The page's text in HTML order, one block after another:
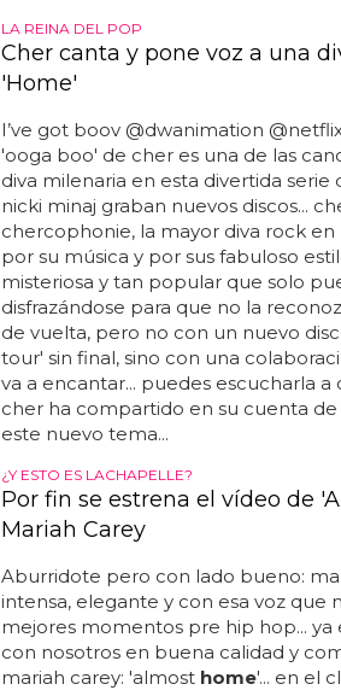
LA REINA DEL POP
Cher canta y pone voz a una
'Home'
I’ve got boov @dwanimation
'ooga boo' de cher es una de las
diva milenaria en esta divertida serie
nicki minaj graban nuevos discos...
chercophonie, la mayor diva rock
por su música y por sus fabuloso
misteriosa y tan popular que solo
disfrazándose para que no la
de vuelta, pero no con un nuevo
tour' sin final, sino con una
va a encantar... puedes escucharla
cher ha compartido en su cuenta
este nuevo tema...
¿Y ESTO ES LACHAPELLE?
Por fin se estrena el vídeo de
Mariah Carey
Aburridote pero con lado bueno:
intensa, elegante y con esa voz que
mejores momentos pre hip hop...
con nosotros en buena calidad y
mariah carey: 'almost home'... en el